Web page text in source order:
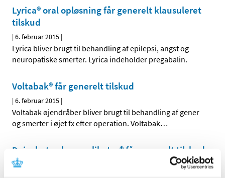
Lyrica® oral opløsning får generelt klausuleret
tilskud
|6. februar 2015 |
Lyrica bliver brugt til behandling af epilepsi, angst og
neuropatiske smerter. Lyrica indeholder pregabalin.
Voltabak® får generelt tilskud
|6. februar 2015 |
Voltabak øjendråber bliver brugt til behandling af gener
og smerter i øjet fx efter operation. Voltabak…
Daivobet gel m applikator® får generelt tilskud
|28. januar 2015